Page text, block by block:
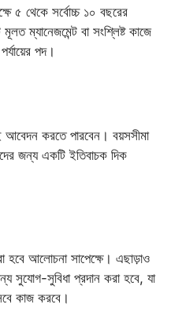
৫ থেকে সর্বোচ্চ ১০ বছরের
ম্যানেজমেন্ট বা সংশ্লিষ্ট কাজে
পদ।
আবেদন করতে পারবেন। বয়সসীমা
জন্য একটি ইতিবাচক দিক
করা হবে আলোচনা সাপেক্ষে। এছাড়াও
সুযোগ-সুবিধা প্রদান করা হবে, যা
কাজ করবে।